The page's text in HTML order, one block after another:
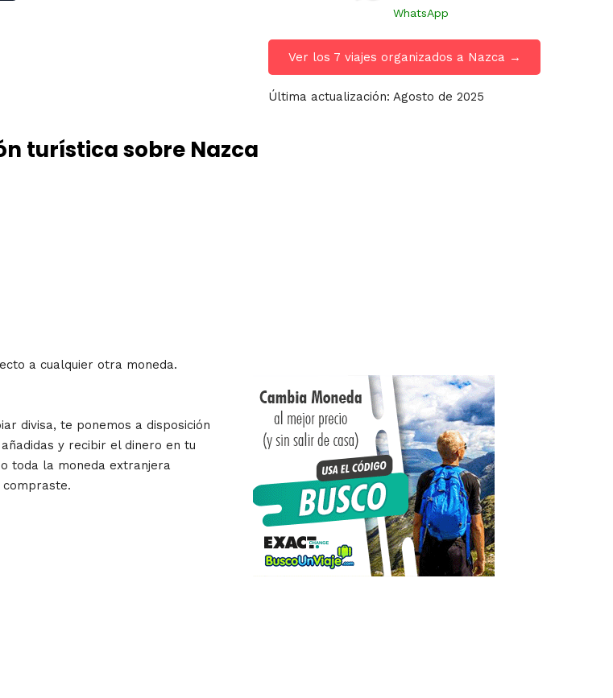
WhatsApp
Ver los 7 viajes organizados a Nazca →
Última actualización: Agosto de 2025
turística sobre Nazca
a cualquier otra moneda.
divisa, te ponemos a disposición
y recibir el dinero en tu
toda la moneda extranjera